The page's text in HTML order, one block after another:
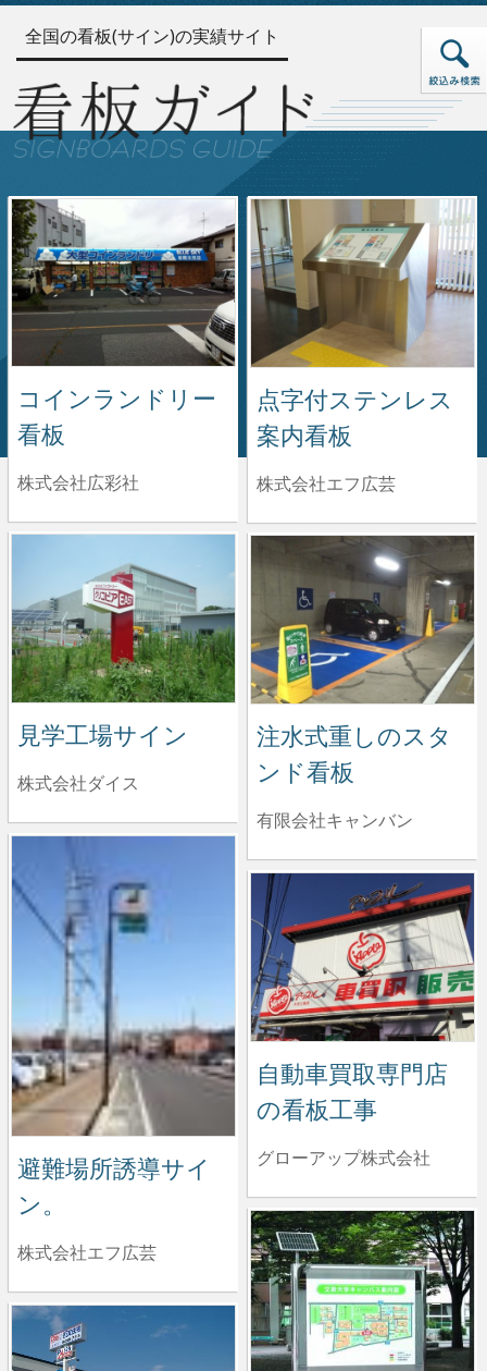
全国の看板(サイン)の実績サイト
コインランドリー
看板
株式会社広彩社
点字付ステンレス
案内看板
株式会社エフ広芸
見学工場サイン
株式会社ダイス
注水式重しのスタ
ンド看板
有限会社キャンバン
避難場所誘導サイ
ン。
株式会社エフ広芸
自動車買取専門店
の看板工事
グローアップ株式会社